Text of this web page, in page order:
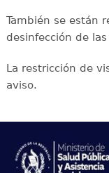
También se están
desinfección de
La restricción de
aviso.